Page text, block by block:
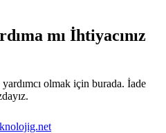
mı İhtiyacınız
olmak için burada. İade